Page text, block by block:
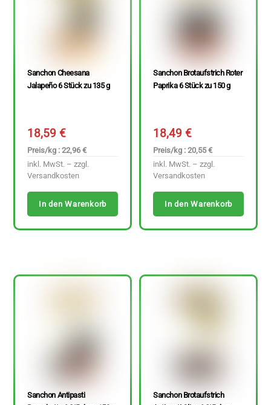
Sanchon Cheesana
Jalapeño 6 Stück zu 135 g
18,59€
Preis/kg : 22,96 €
inkl. MwSt. – zzgl.
Versandkosten
In den Warenkorb
Sanchon Brotaufstrich Roter
Paprika 6 Stück zu 150 g
18,49€
Preis/kg : 20,55 €
inkl. MwSt. – zzgl.
Versandkosten
In den Warenkorb
Sanchon Antipasti
Sanchon Brotaufstrich